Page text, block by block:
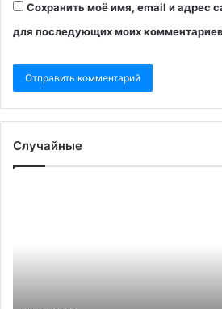
Сохранить моё имя, email и адрес
для последующих моих
Случайные